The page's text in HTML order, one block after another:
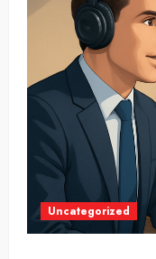
Uncategorized